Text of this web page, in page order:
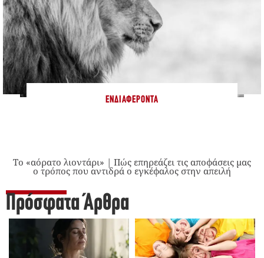
ΕΝΔΙΑΦΈΡΟΝΤΑ
Το «αόρατο λιοντάρι» | Πώς επηρεάζει τις αποφάσεις μας
ο τρόπος που αντιδρά ο εγκέφαλος στην απειλή
Πρόσφατα Άρθρα